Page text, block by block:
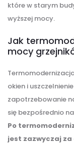
które w starym
wyższej mocy.
Jak
mocy
okien i
zapotrzebowanie
się bezpośrednio
Po
jest zazwyczaj za